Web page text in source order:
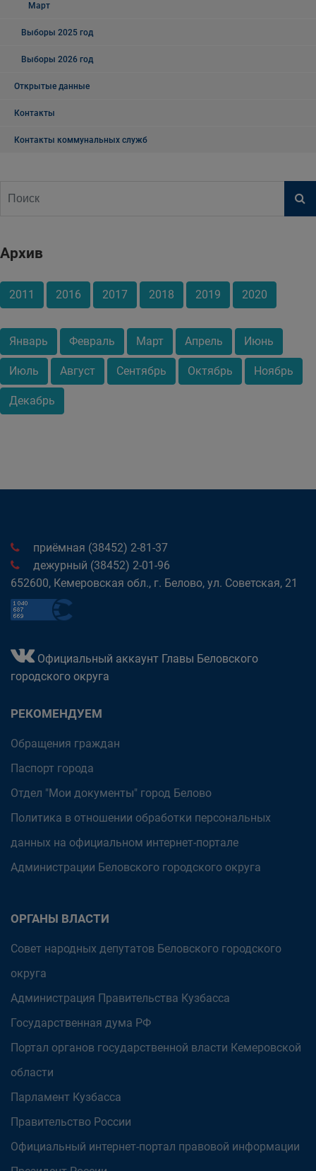
Март
Выборы 2025 год
Выборы 2026 год
Открытые данные
Контакты
Контакты коммунальных служб
Архив
2011 2016 2017 2018 2019 2020
Январь Февраль Март Апрель Июнь
Июль Август Сентябрь Октябрь Ноябрь
Декабрь
приёмная (38452) 2-81-37
дежурный (38452) 2-01-96
652600, Кемеровская обл., г. Белово, ул. Советская, 21
Официальный аккаунт Главы Беловского
городского округа
РЕКОМЕНДУЕМ
Обращения граждан
Паспорт города
Отдел "Мои документы" город Белово
Политика в отношении обработки персональных
данных на официальном интернет-портале
Администрации Беловского городского округа
ОРГАНЫ ВЛАСТИ
Совет народных депутатов Беловского городского
округа
Администрация Правительства Кузбасса
Государственная дума РФ
Портал органов государственной власти Кемеровской
области
Парламент Кузбасса
Правительство России
Официальный интернет-портал правовой информации